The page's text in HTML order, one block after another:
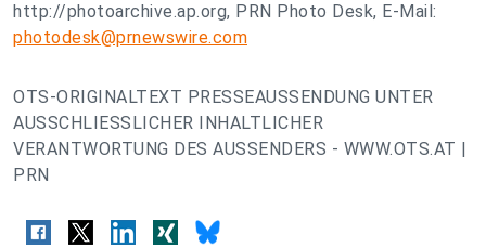
http://photoarchive.ap.org, PRN Photo Desk, E-Mail:
photodesk@prnewswire.com
OTS-ORIGINALTEXT PRESSEAUSSENDUNG UNTER
AUSSCHLIESSLICHER INHALTLICHER
VERANTWORTUNG DES AUSSENDERS - WWW.OTS.AT |
PRN